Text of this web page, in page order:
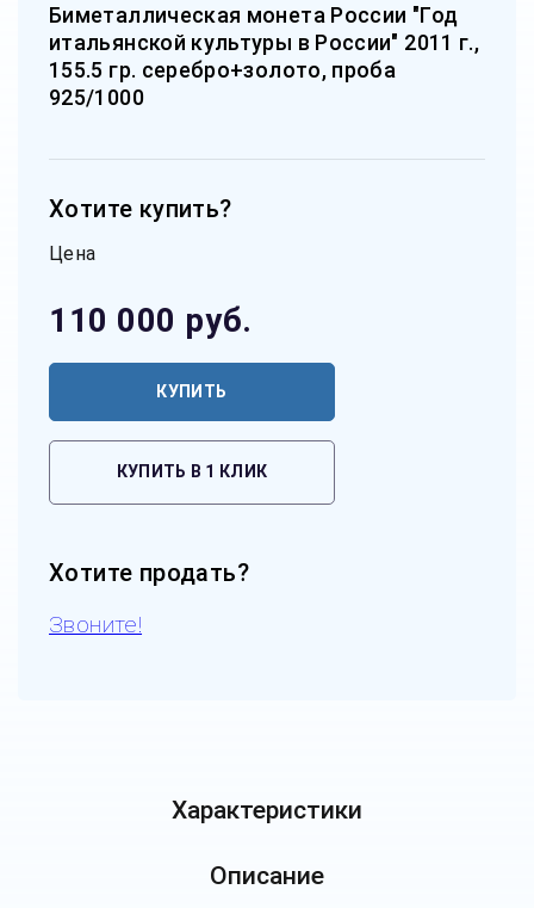
Биметаллическая монета России "Год
итальянской культуры в России" 2011 г.,
155.5 гр. серебро+золото, проба
925/1000
Хотите купить?
Цена
110 000 руб.
КУПИТЬ
КУПИТЬ В 1 КЛИК
Хотите продать?
Звоните!
Характеристики
Описание